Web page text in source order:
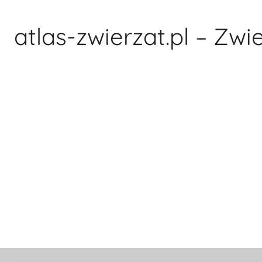
treściatlas-zwierzat.pl –